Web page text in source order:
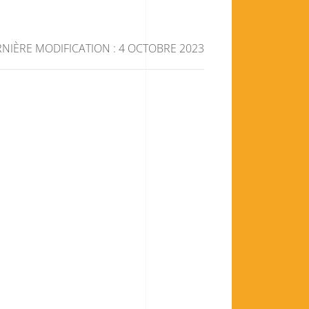
MODIFICATION : 4 OCTOBRE 2023